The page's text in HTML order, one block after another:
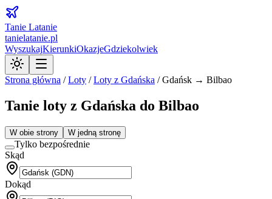
Tanie Latanie
tanielatanie.pl
WyszukajKierunkiOkazjeGdziekolwiek
Strona główna /Loty /Loty z Gdańska /Gdańsk → Bilbao
Tanie loty z Gdańska do Bilbao
W obie strony W jedną stronę
Tylko bezpośrednie
Skąd
Dokąd